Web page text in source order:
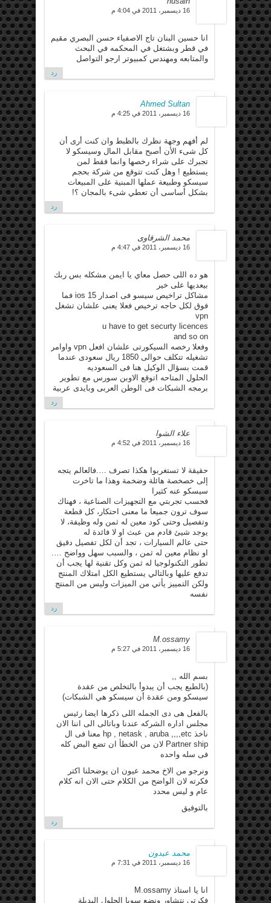
16 ديسمبر، 2011 في 4:04 م
انا حسين البنان تاج الاصفياء حسن البصري مقيم
في قطر وبشتغل في المحكمه في البحث
والمتابعه ومهندس كمبيوتر ارجو التواصل
رد
Ahmed Sultan
16 ديسمبر، 2011 في 4:25 م
لم أفهم وجهة نظرك بالظبط وان كنت أرى أن
كل شىء الأن أصبح مقابل المال وسيسكو لا
تجبرك على شراء رخصها وانما فقط لمن
يستطيع ! وهل كنت تتوقع من شركة بحجم
سيسكو وطبيعة عملها المبنية على المبيعات
بشكل أساسى أن تعطي شىء بالمجان ؟!
رد
محمد الشرقاوى
16 ديسمبر، 2011 في 4:47 م
هو ده اللى حصل معاي يا ايمن مشكله بس ربك
بيعديها على خير
مشاكل تراخيص سيسو فى اصدار ios 15 فما
فوق لكل حاجه ترخيص فعلا يعنى علشان تشغل
vpn
u have to get securty licences
and so on
وفعلا رخصه السيكورتى علشان افعل vpn واوامر
تشغيله تتكلف حوالى 1850 ريال سعودى عندما
قمت بسؤال الوكيل هنا فى السعوديه
الحلول المتاحه اتوقع الاوبن سورس مع تطوير
برمجه الشبكات فى الوطن العربى وبايدى عربية
رد
علاء الشوا
16 ديسمبر، 2011 في 4:52 م
حقيقة لا تستغربوا هكذا تصرف ….فالعالم يتجه
إلى خصخصة هائلة وضخمة وهذا ما تاخرت
سيسكو عنه كثيرا
فحسب تجربتي مع التجهيزات الصناعية ، فهناك
سوف ترون جميعا ما معنى احتكار، كل قطعة
وتفصيل وحتى كود معين له ثمن وله وظيفة، لا
يوجد شيئ قادم من عبث او لا فائدة له
حتى عالم السيارات ، تجد أن لكل تفصيل دقيق
او نظام معين له ثمن ، والسبب سهل وواضح ….
تطور التكنولوجيا له ثمن وكل تقنية لها يجب أن
تدفع عليها وبالتالي يستطيع الكل امتلاك المنتج
ولكن التمييز يأتي من الميزات وليس من المنتج
نفسه
رد
M.ossamy
16 ديسمبر، 2011 في 5:27 م
بسم الله ,,
(بالطبع يجب أن يبدوأ بالتخلص من عقدة
سيسكو ومن عقدة أن سيسكو هي الشبكات)
بالفعل هى دى الجمله اللى ذكرها ايضا رئيس
مجلس اداره الشركه عندنا وباتالى الى اننا الان
ناخذ hp , netask , aruba ,,,,etc معنا فى ال
Partner ship لان من الخطأ ان تضع البض كله
فى سله واحده
ونرجو من الاخ محمد عيون ان يوضحلنا اكتر
فكرته لان الواضح من الكلام حتى الان انه كلام
عام و ليس محدد
بالتوفيق
رد
محمد عبدون
16 ديسمبر، 2011 في 7:31 م
انا يا استاذ M.ossamy
فكرتى نتشاور ونضع سويا الحلول البديلة